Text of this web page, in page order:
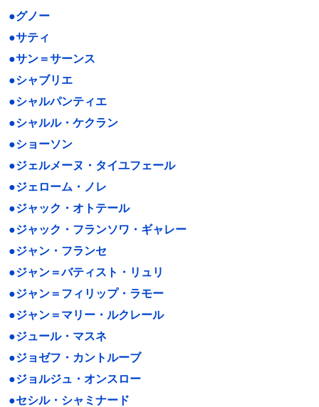
●グノー
●サティ
●サン＝サーンス
●シャブリエ
●シャルパンティエ
●シャルル・ケクラン
●ショーソン
●ジェルメーヌ・タイユフェール
●ジェローム・ノレ
●ジャック・オトテール
●ジャック・フランソワ・ギャレー
●ジャン・フランセ
●ジャン＝バティスト・リュリ
●ジャン＝フィリップ・ラモー
●ジャン＝マリー・ルクレール
●ジュール・マスネ
●ジョゼフ・カントルーブ
●ジョルジュ・オンスロー
●セシル・シャミナード